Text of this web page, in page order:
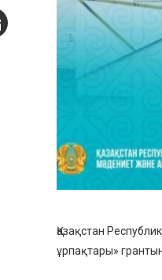
Қазақстан
ұрпақтары»